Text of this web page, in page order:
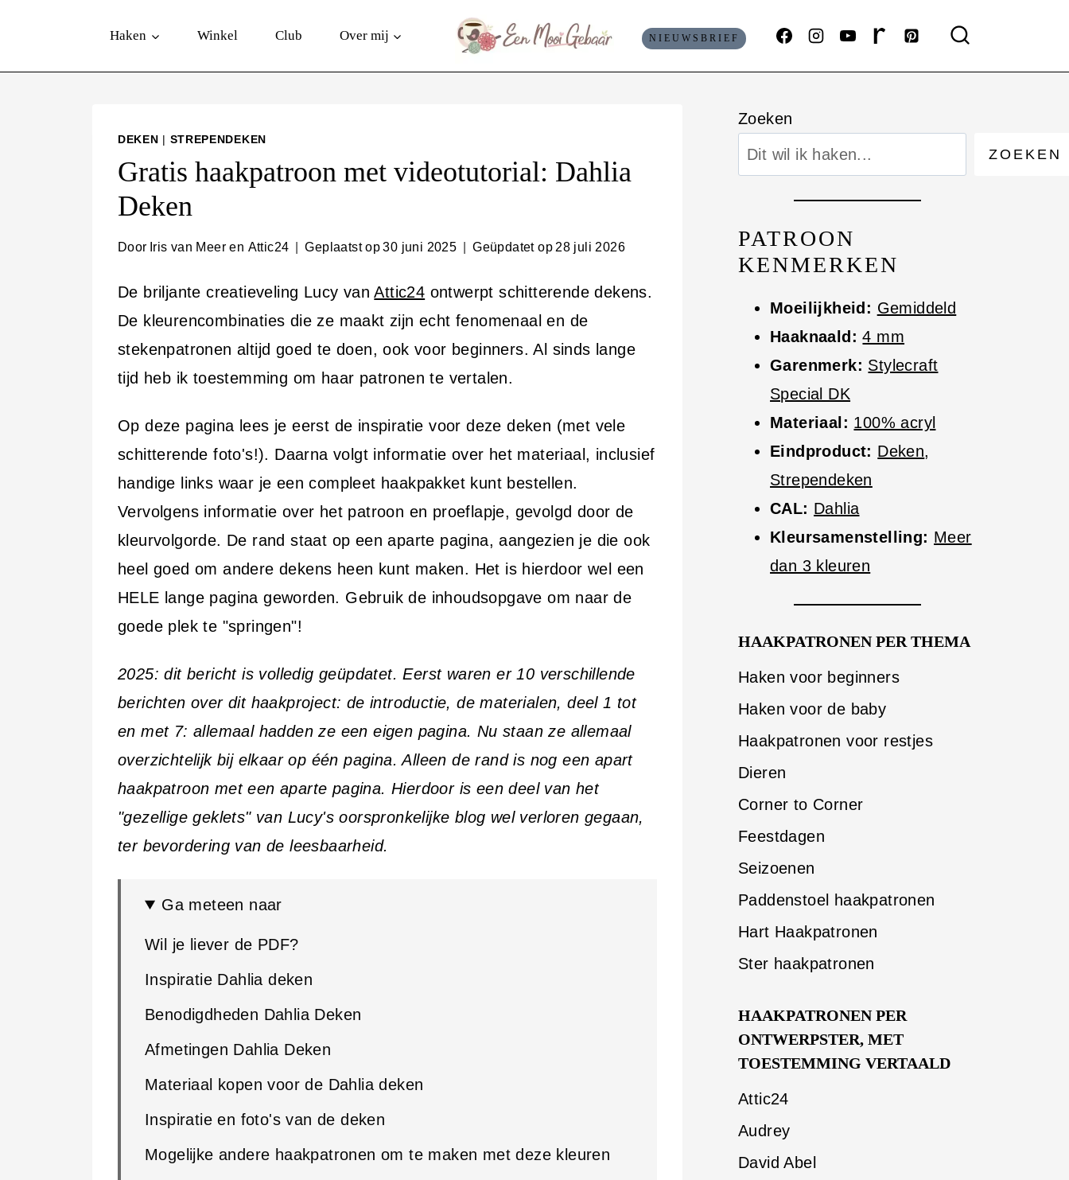
o
Haken Winkel Club Over mij NIEUWSBRIEF
DEKEN | STREPENDEKEN
Gratis haakpatroon met videotutorial: Dahlia
Deken
Door Iris van Meer en Attic24 Geplaatst op30 juni 2025 Geüpdatet op 28 juli 2026
De briljante creatieveling Lucy vanAttic24 ontwerpt schitterende dekens.
De kleurencombinaties die ze maakt zijn echt fenomenaal en de
stekenpatronen altijd goed te doen, ook voor beginners. Al sinds lange
tijd heb ik toestemming om haar patronen te vertalen.
Op deze pagina lees je eerst de inspiratie voor deze deken (met vele
schitterende foto's!). Daarna volgt informatie over het materiaal, inclusief
handige links waar je een compleet haakpakket kunt bestellen.
Vervolgens informatie over het patroon en proeflapje, gevolgd door de
kleurvolgorde. De rand staat op een aparte pagina, aangezien je die ook
heel goed om andere dekens heen kunt maken. Het is hierdoor wel een
HELE lange pagina geworden. Gebruik de inhoudsopgave om naar de
goede plek te "springen"!
2025: dit bericht is volledig geüpdatet. Eerst waren er 10 verschillende
berichten over dit haakproject: de introductie, de materialen, deel 1 tot
en met 7: allemaal hadden ze een eigen pagina. Nu staan ze allemaal
overzichtelijk bij elkaar op één pagina. Alleen de rand is nog een apart
haakpatroon met een aparte pagina. Hierdoor is een deel van het
"gezellige geklets" van Lucy's oorspronkelijke blog wel verloren gegaan,
ter bevordering van de leesbaarheid.
Ga meteen naar
Wil je liever de PDF?
Inspiratie Dahlia deken
Benodigdheden Dahlia Deken
Afmetingen Dahlia Deken
Materiaal kopen voor de Dahlia deken
Inspiratie en foto's van de deken
Mogelijke andere haakpatronen om te maken met deze kleuren
Zoeken
ZOEKEN
PATROON
KENMERKEN
Moeilijkheid: Gemiddeld
Haaknaald: 4 mm
Garenmerk: Stylecraft
Special DK
Materiaal: 100% acryl
Eindproduct: Deken,
Strependeken
CAL: Dahlia
Kleursamenstelling: Meer
dan 3 kleuren
HAAKPATRONEN PER THEMA
Haken voor beginners
Haken voor de baby
Haakpatronen voor restjes
Dieren
Corner to Corner
Feestdagen
Seizoenen
Paddenstoel haakpatronen
Hart Haakpatronen
Ster haakpatronen
HAAKPATRONEN PER
ONTWERPSTER, MET
TOESTEMMING VERTAALD
Attic24
Audrey
David Abel